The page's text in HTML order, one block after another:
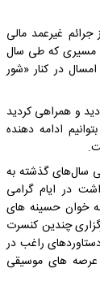
غیرعمد مالی
مسیری که طی سال
در کنار «شور
و همراهی کردید
ادامه دهنده
سال‌های گذشته به
در ایام گرامی
خوان حسینه های
چندین کنسرت
راغب در
عرصه های موسیقی